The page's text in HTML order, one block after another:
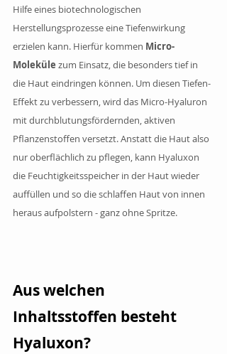
Hilfe eines biotechnologischen
Herstellungsprozesse eine Tiefenwirkung
erzielen kann. Hierfür kommen Micro-
Moleküle zum Einsatz, die besonders tief in
die Haut eindringen können. Um diesen Tiefen-
Effekt zu verbessern, wird das Micro-Hyaluron
mit durchblutungsfördernden, aktiven
Pflanzenstoffen versetzt. Anstatt die Haut also
nur oberflächlich zu pflegen, kann Hyaluxon
die Feuchtigkeitsspeicher in der Haut wieder
auffüllen und so die schlaffen Haut von innen
heraus aufpolstern - ganz ohne Spritze.
Aus welchen
Inhaltsstoffen besteht
Hyaluxon?